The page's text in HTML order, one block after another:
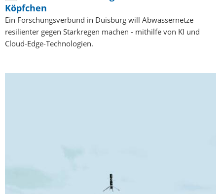
Köpfchen
Ein Forschungsverbund in Duisburg will Abwassernetze
resilienter gegen Starkregen machen - mithilfe von KI und
Cloud-Edge-Technologien.